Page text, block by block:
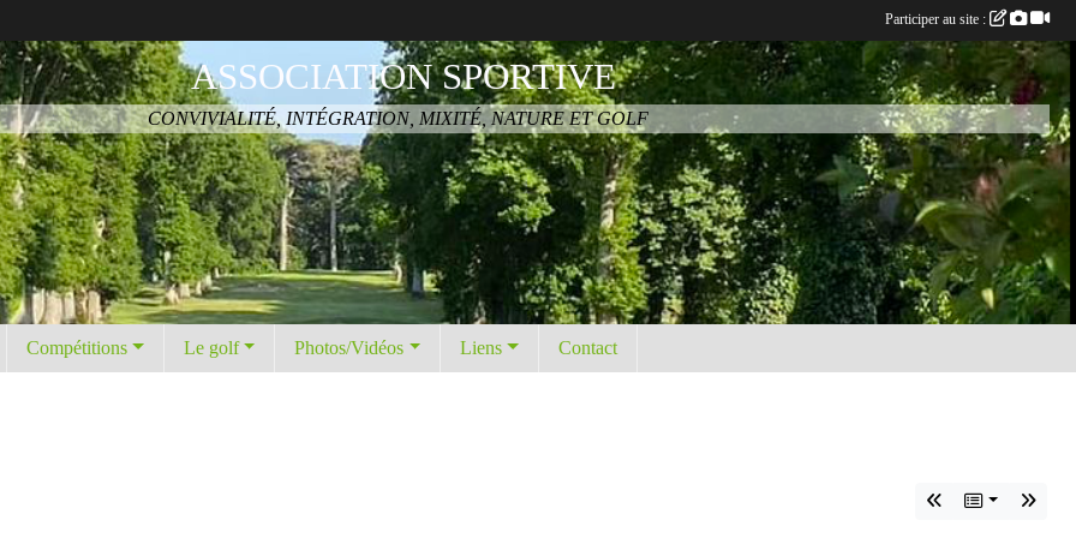
ASSOCIATION SPORTIVE
CONVIVIALITÉ, INTÉGRATION, MIXITÉ, NATURE ET GOLF
Compétitions Le golf Photos/Vidéos Liens Contact
Participer au site :